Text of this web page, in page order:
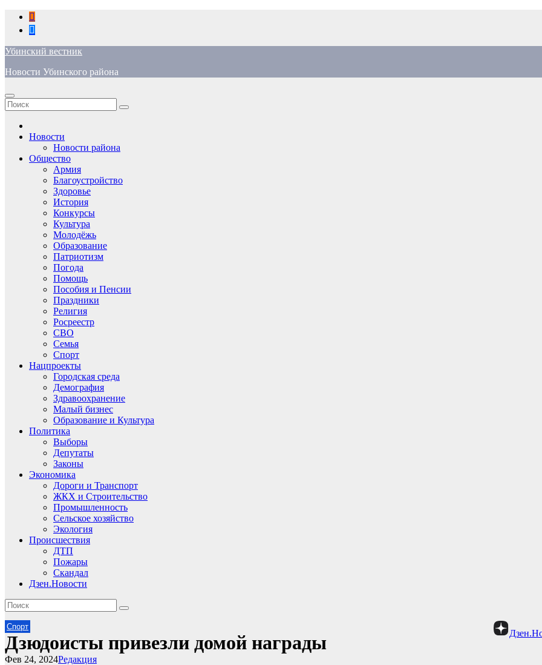
Перейти
содержимому
Убинский вестник
Новости Убинского района
Новости
Новости района
Общество
Армия
Благоустройство
Здоровье
История
Конкурсы
Культура
Молодёжь
Образование
Патриотизм
Погода
Помощь
Пособия и Пенсии
Праздники
Религия
Росреестр
СВО
Семья
Спорт
Нацпроекты
Городская среда
Демография
Здравоохранение
Малый бизнес
Образование и Культура
Политика
Выборы
Депутаты
Законы
Экономика
Дороги и Транспорт
ЖКХ и Строительство
Промышленность
Сельское хозяйство
Экология
Происшествия
ДТП
Пожары
Скандал
Дзен.Новости
Спорт
Дзюдоисты привезли домой награды
Редакция
Фев 24, 2024